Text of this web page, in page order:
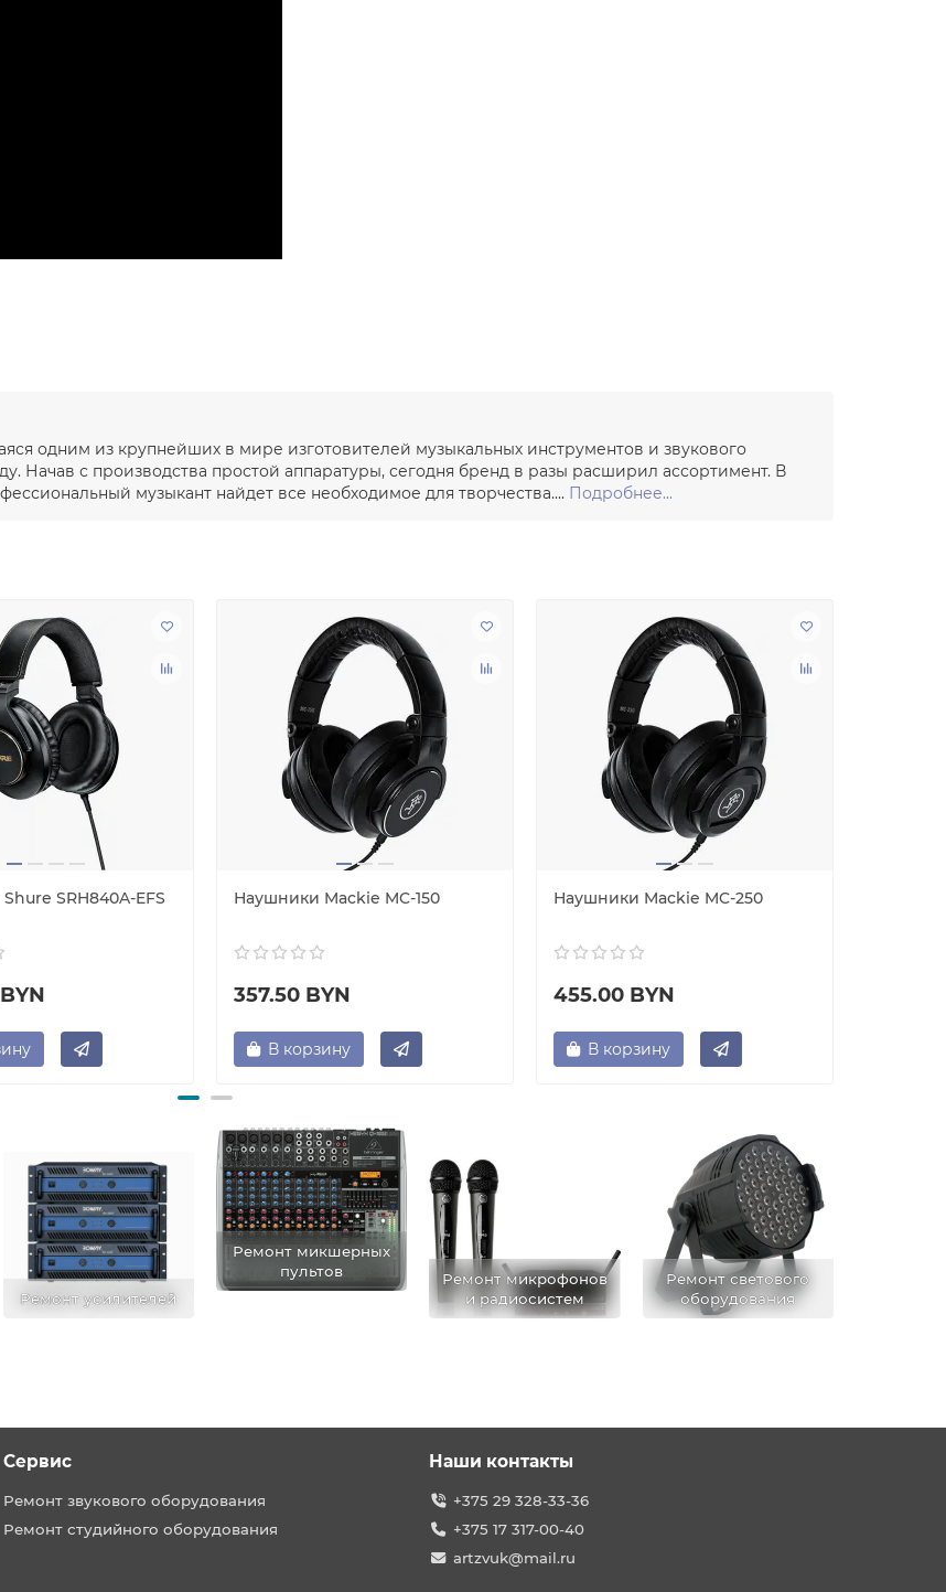
одним из крупнейших в мире изготовителей музыкальных инструментов и звукового
Начав с производства простой аппаратуры, сегодня бренд в разы расширил ассортимент. В
музыкант найдет все необходимое для творчества.... Подробнее...
SRH840A-EFS Наушники Mackie MC-150
357.50 BYN
В корзину
Наушники Mackie MC-250
455.00 BYN
В корзину
Ремонт усилителей
Ремонт микшерных
пультов
Ремонт микрофонов
и радиосистем
Ремонт светового
оборудования
Сервис
Ремонт звукового оборудования
Ремонт студийного оборудования
Наши контакты
+375 29 328-33-36
+375 17 317-00-40
artzvuk@mail.ru